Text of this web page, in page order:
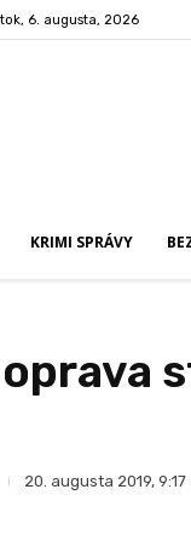
6. augusta, 2026
KRIMI SPRÁVY
20. augusta 2019, 9:17